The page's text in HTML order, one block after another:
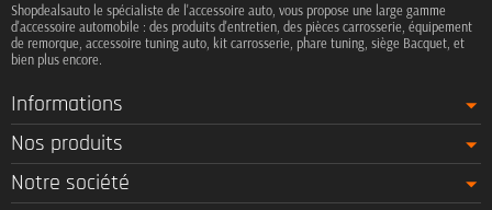
Shopdealsauto le spécialiste de l'accessoire auto, vous propose une large gamme
d'accessoire automobile : des produits d'entretien, des pièces carrosserie, équipement
de remorque, accessoire tuning auto, kit carrosserie, phare tuning, siège Bacquet, et
bien plus encore.
Informations
Nos produits
Notre société